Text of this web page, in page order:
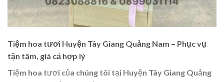
Tiệm hoa tươi Huyện Tây Giang Quảng Nam – Phục vụ
tận tâm, giá cả hợp lý
Tiệm hoa tươi của chúng tôi tại Huyện Tây Giang Quảng